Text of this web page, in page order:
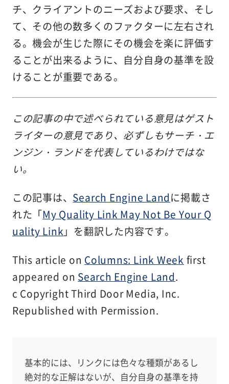
チ、クライアントのニーズおよび要求、そし
て、その他の数多くのファクターに左右され
る。機会が生じた際にその機会を楽に評価す
ることが出来るように、自分自身の基準を設
けることが重要である。
この記事の中で述べられている意見はゲスト
ライターの意見であり、必ずしもサーチ・エ
ンジン・ランドを代表しているわけではな
い。
この記事は、 Search Engine Landに掲載さ
れた「My Quality Link May Not Be Your Q
uality Link 」を翻訳した内容です。
This article on Columns: Link Week first
appeared on Search Engine Land.
c Copyright Third Door Media, Inc.
Republished with Permission.
基本的には、リンクには色々な種類があるし
絶対的な正解はないが、自分自身の基準を持